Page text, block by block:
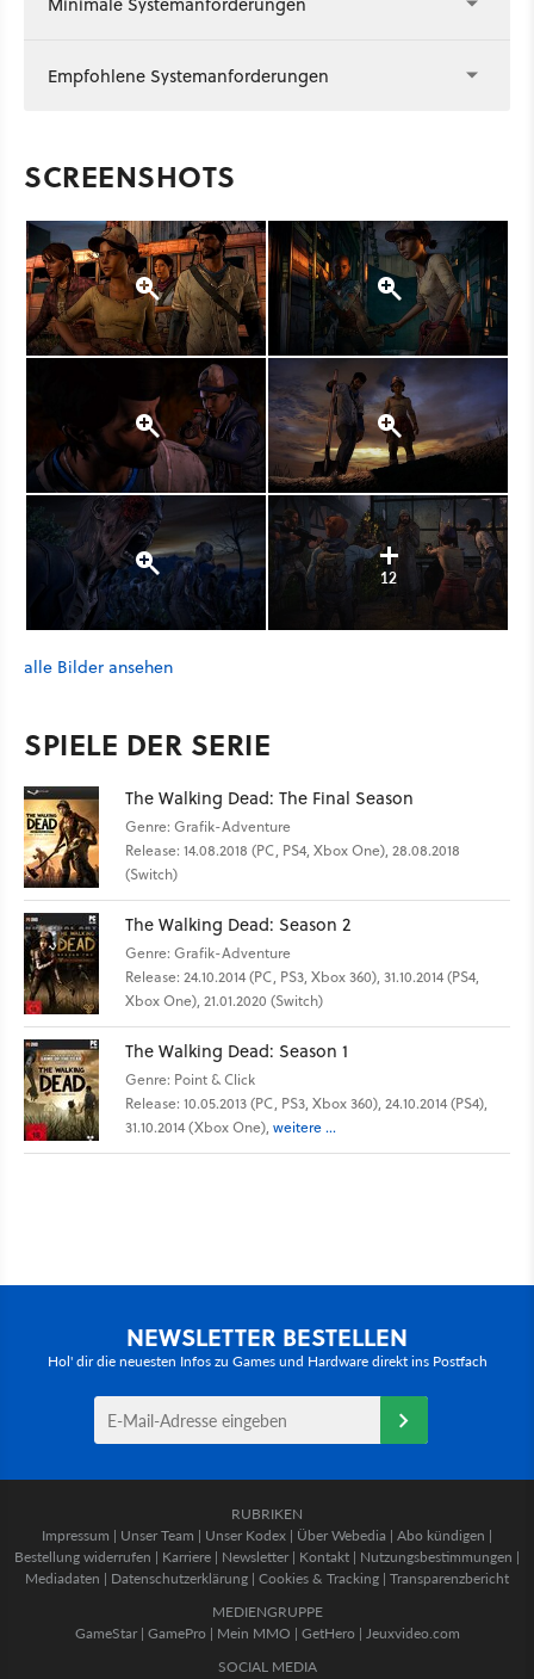
Empfohlene Systemanforderungen
SCREENSHOTS
12
alle Bilder ansehen
SPIELE DER SERIE
The Walking Dead: The Final Season
Genre: Grafik-Adventure
Release: 14.08.2018 (PC, PS4, Xbox One), 28.08.2018
(Switch)
The Walking Dead: Season 2
Genre: Grafik-Adventure
Release: 24.10.2014 (PC, PS3, Xbox 360), 31.10.2014 (PS4,
Xbox One), 21.01.2020 (Switch)
The Walking Dead: Season 1
Genre: Point & Click
Release: 10.05.2013 (PC, PS3, Xbox 360), 24.10.2014 (PS4),
31.10.2014 (Xbox One), weitere ...
NEWSLETTER BESTELLEN
Hol' dir die neuesten Infos zu Games und Hardware direkt ins Postfach
RUBRIKEN
Impressum | Unser Team | Unser Kodex | Über Webedia | Abo kündigen |
Bestellung widerrufen | Karriere | Newsletter | Kontakt | Nutzungsbestimmungen |
Mediadaten | Datenschutzerklärung | Cookies & Tracking | Transparenzbericht
MEDIENGRUPPE
GameStar| GamePro | Mein MMO | GetHero | Jeuxvideo.com
SOCIAL MEDIA